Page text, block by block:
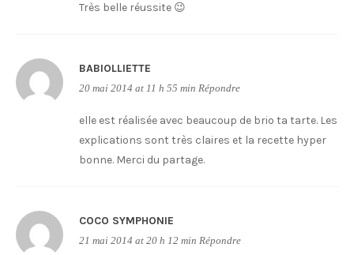
Très belle réussite 😉
BABIOLLIETTE
20 mai 2014 at 11 h 55 min Répondre
elle est réalisée avec beaucoup de brio ta tarte. Les
explications sont très claires et la recette hyper
bonne. Merci du partage.
COCO SYMPHONIE
21 mai 2014 at 20 h 12 min Répondre